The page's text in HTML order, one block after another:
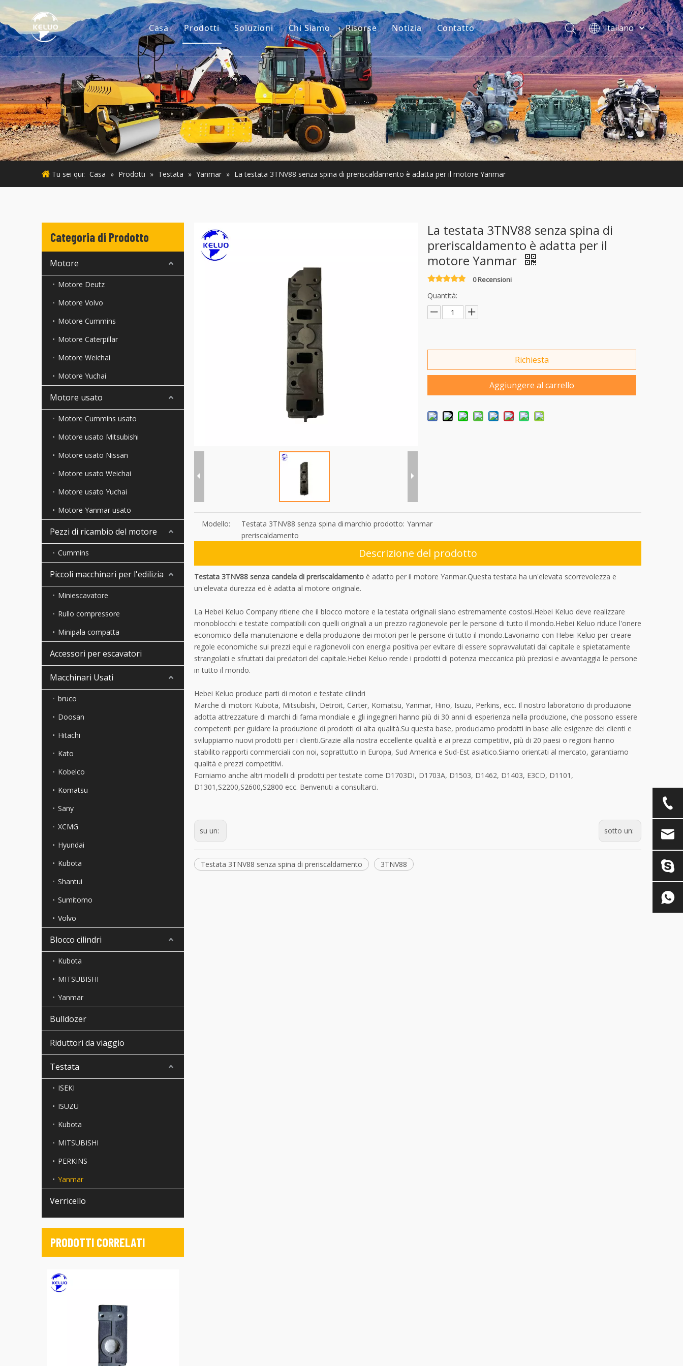
Casa Prodotti
Motore
Accessori per escavatori
Piccoli macchinari per l'edilizia
Motore usato
Macchinari Usati
Soluzioni Chi Siamo
La nostra storia
Il nostro vantaggio
Risorse
Guide
FAQ
Video
Notizia Contatto
Italiano
فارسی
Bahasa
indonesia
Türk dili
ไทย
Deutsch
Português
Español
Pусский
English
Tu sei qui: Casa » Prodotti » Testata » Yanmar » La testata 3TNV88 senza spina di preriscaldamento è adatta per il motore Yanmar
Categoria di Prodotto
Motore
Motore Deutz
Motore Volvo
Motore Cummins
Motore Caterpillar
Motore Weichai
Motore Yuchai
Motore usato
Motore Cummins usato
Motore usato Mitsubishi
Motore usato Nissan
Motore usato Weichai
Motore usato Yuchai
Motore Yanmar usato
Pezzi di ricambio del motore
Cummins
Piccoli macchinari per l'edilizia
Miniescavatore
Rullo compressore
Minipala compatta
Accessori per escavatori
Macchinari Usati
bruco
Doosan
Hitachi
Kato
Kobelco
Komatsu
Sany
XCMG
Hyundai
Kubota
Shantui
Sumitomo
Volvo
Blocco cilindri
Kubota
MITSUBISHI
Yanmar
Bulldozer
Riduttori da viaggio
Testata
ISEKI
ISUZU
Kubota
MITSUBISHI
PERKINS
Yanmar
Verricello
PRODOTTI CORRELATI
La testata 3TNV88 senza spina di
preriscaldamento è adatta per il
motore Yanmar
0 Recensioni
Quantità:
Richiesta
Aggiungere al carrello
Modello:
Testata 3TNV88 senza spina di
preriscaldamento
marchio prodotto: Yanmar
Descrizione del prodotto
Testata 3TNV88 senza candela di preriscaldamento è adatto per il motore Yanmar.Questa testata ha un'elevata scorrevolezza e
un'elevata durezza ed è adatta al motore originale.
La Hebei Keluo Company ritiene che il blocco motore e la testata originali siano estremamente costosi.Hebei Keluo deve realizzare
monoblocchi e testate compatibili con quelli originali a un prezzo ragionevole per le persone di tutto il mondo.Hebei Keluo riduce l'onere
economico della manutenzione e della produzione dei motori per le persone di tutto il mondo.Lavoriamo con Hebei Keluo per creare
regole economiche sui prezzi equi e ragionevoli con energia positiva per evitare di essere sopravvalutati dal capitale e spietatamente
strangolati e sfruttati dai predatori del capitale.Hebei Keluo rende i prodotti di potenza meccanica più preziosi e avvantaggia le persone
in tutto il mondo.
Hebei Keluo produce parti di motori e testate cilindri
Marche di motori: Kubota, Mitsubishi, Detroit, Carter, Komatsu, Yanmar, Hino, Isuzu, Perkins, ecc. Il nostro laboratorio di produzione
adotta attrezzature di marchi di fama mondiale e gli ingegneri hanno più di 30 anni di esperienza nella produzione, che possono essere
competenti per guidare la produzione di prodotti di alta qualità.Su questa base, produciamo prodotti in base alle esigenze dei clienti e
sviluppiamo nuovi prodotti per i clienti.Grazie alla nostra eccellente qualità e ai prezzi competitivi, più di 20 paesi o regioni hanno
stabilito rapporti commerciali con noi, soprattutto in Europa, Sud America e Sud-Est asiatico.Siamo orientati al mercato, garantiamo
qualità e prezzi competitivi.
Forniamo anche altri modelli di prodotti per testate come D1703DI, D1703A, D1503, D1462, D1403, E3CD, D1101,
D1301,S2200,S2600,S2800 ecc. Benvenuti a consultarci.
su un: sotto un:
Testata 3TNV88 senza spina di preriscaldamento 3TNV88